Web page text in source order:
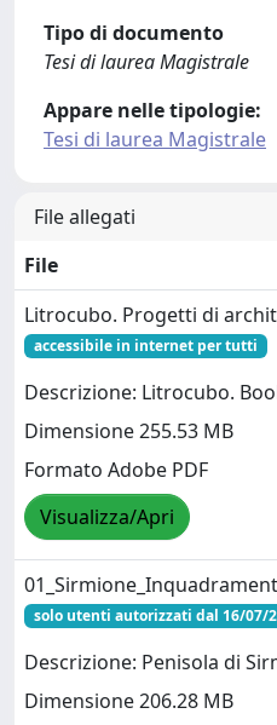
Tipo di documento
Tesi di laurea Magistrale
Appare nelle tipologie:
Tesi di laurea Magistrale
File allegati
File
Litrocubo. Progetti di
accessibile in internet per tutti
Descrizione: Litrocubo.
Dimensione 255.53 MB
Formato Adobe PDF
Visualizza/Apri
solo utenti autorizzati dal 16/07/
Descrizione: Penisola di
Dimensione 206.28 MB